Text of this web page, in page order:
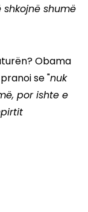
shumë
Obama
se "nuk
por ishte e